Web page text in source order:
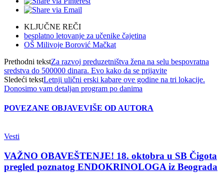
KLJUČNE REČI
besplatno letovanje za učenike čajetina
OŠ Milivoje Borović Mačkat
Prethodni tekstZa razvoj preduzetništva žena na selu bespovratna
sredstva do 500000 dinara. Evo kako da se prijavite
Sledeći tekstLetnji ulični erski kabare ove godine na tri lokacije.
Donosimo vam detaljan program po danima
POVEZANE OBJAVEVIŠE OD AUTORA
Vesti
VAŽNO OBAVEŠTENJE! 18. oktobra u SB Čigota
pregled poznatog ENDOKRINOLOGA iz Beograda